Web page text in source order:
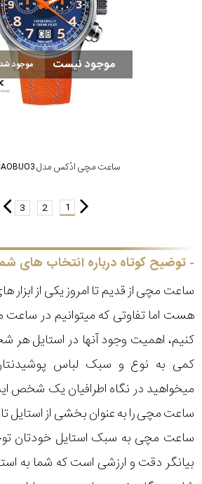
موجود نیست موجود
1
2
3
توضیح کوتاه درباره انتخاب های
ساعت مچی از قدیم تا امروز یکی از
هست اما تفاوتی که میتوانیم در
کنیم، اهمیت وجود آنها در استایل
کمی به نوع و سبک لباس
میخواهید در نگاه اطرافیان یک شخص
ساعت مچی را به عنوان بخشی از استایل
ساعت مچی به سبک استایل خودتان
بیانگر دقت و ارزشی است که شما به